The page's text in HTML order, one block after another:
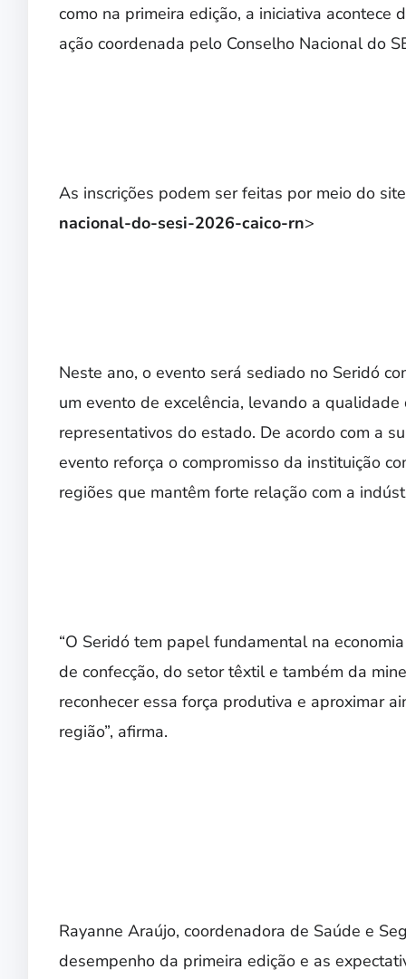
como na primeira edição, a iniciativa
ação coordenada pelo Conselho Nacional do
As inscrições podem ser feitas por meio do
nacional-do-sesi-2026-caico-rn>
Neste ano, o evento será sediado no Seridó
um evento de excelência, levando a
representativos do estado. De acordo com a
evento reforça o compromisso da instituição
regiões que mantêm forte relação com a
“O Seridó tem papel fundamental na
de confecção, do setor têxtil e também da
reconhecer essa força produtiva e aproximar
região”, afirma.
Rayanne Araújo, coordenadora de Saúde e
desempenho da primeira edição e as